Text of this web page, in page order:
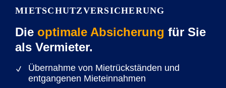
MIETSCHUTZVERSICHERUNG
Die optimale Absicherung für Sie
als Vermieter.
Übernahme von Mietrückständen und
entgangenen Mieteinnahmen